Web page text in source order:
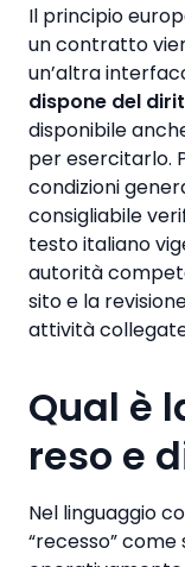
Il principio
un contratto
un’altra
dispone del
disponibile
per esercitarlo.
condizioni
consigliabile
testo italiano
autorità
sito e la
attività
Qual è
reso e
Nel linguaggio
“recesso”